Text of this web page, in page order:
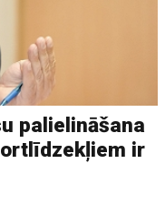
palielināšana
ir